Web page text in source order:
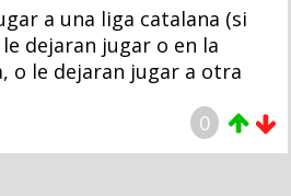
a una liga catalana (si
dejaran jugar o en la
o le dejaran jugar a otra
0